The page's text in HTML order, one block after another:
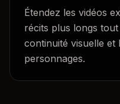
Étendez les vidéos
récits plus longs
continuité visuelle et
personnages.